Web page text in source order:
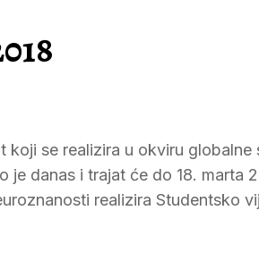
se realizira u okviru
danas i trajat će do 18. marta
realizira Studentsko